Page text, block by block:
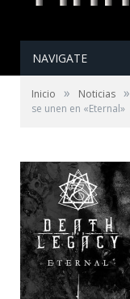
NAVIGATE
Inicio » Noticias »
se unen en «Eternal»